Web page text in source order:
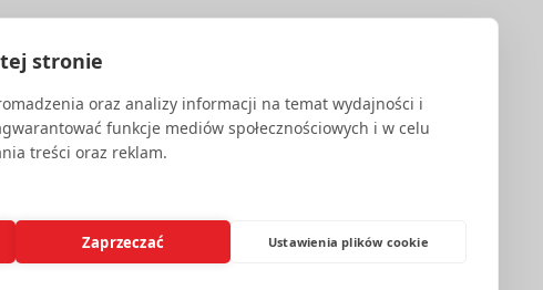
stronie
oraz analizy informacji na temat wydajności i
funkcje mediów społecznościowych i w celu
treści oraz reklam.
Zaprzeczać Ustawienia plików cookie
IEC 27001.